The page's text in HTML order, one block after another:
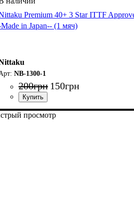
Premium 40+ 3 Star ITTF
in Japan-- (1 мяч)
NB-1300-1
200грн 150грн
просмотр